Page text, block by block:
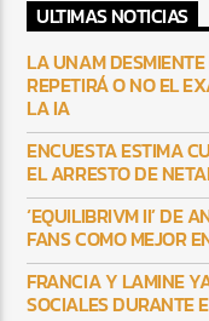
ULTIMAS NOTICIAS
LA UNAM
REPETIRÁ O NO EL
LA IA
ENCUESTA ESTIMA
EL ARRESTO DE
‘EQUILIBRIVM II’ DE
FANS COMO MEJOR
FRANCIA Y LAMINE
SOCIALES DURANTE